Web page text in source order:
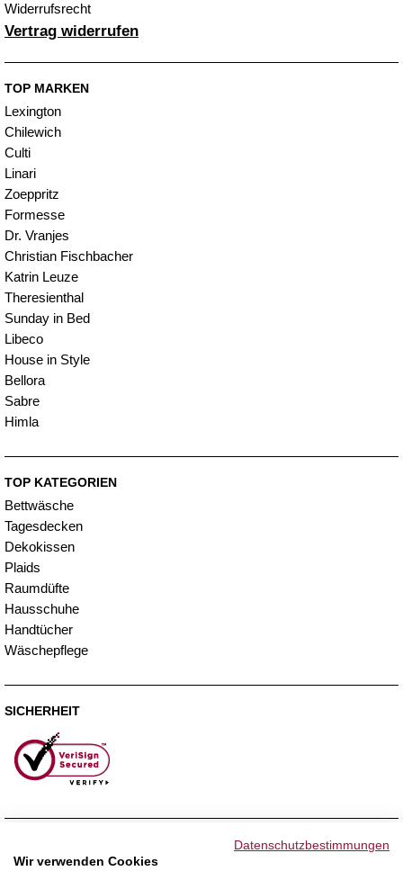
Widerrufsrecht
Vertrag widerrufen
TOP MARKEN
Lexington
Chilewich
Culti
Linari
Zoeppritz
Formesse
Dr. Vranjes
Christian Fischbacher
Katrin Leuze
Theresienthal
Sunday in Bed
Libeco
House in Style
Bellora
Sabre
Himla
TOP KATEGORIEN
Bettwäsche
Tagesdecken
Dekokissen
Plaids
Raumdüfte
Hausschuhe
Handtücher
Wäschepflege
SICHERHEIT
Datenschutzbestimmungen
Wir verwenden Cookies